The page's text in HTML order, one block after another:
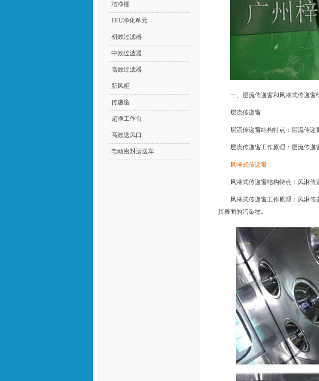
一、层流传递窗和风淋式传递窗
层流传递窗
层流传递窗结构特点：层流传递
层流传递窗工作原理：层流传递
风淋式传递窗
风淋式传递窗结构特点：风淋传
风淋式传递窗工作原理：风淋
其表面的污染物。
洁净棚
FFU净化单元
初效过滤器
中效过滤器
高效过滤器
新风柜
传递窗
超净工作台
高效送风口
电动密封运送车